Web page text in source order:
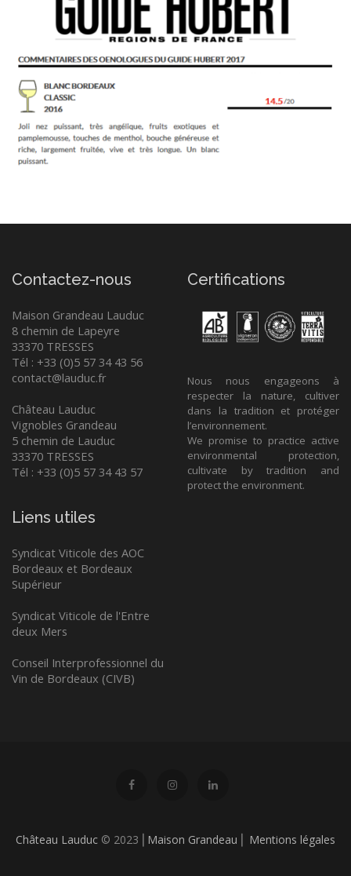
Contactez-nous
Maison Grandeau Lauduc
8 chemin de Lapeyre
33370 TRESSES
Tél : +33 (0)5 57 34 43 56
contact@lauduc.fr
Château Lauduc
Vignobles Grandeau
5 chemin de Lauduc
33370 TRESSES
Tél : +33 (0)5 57 34 43 57
Certifications
Nous nous engageons à
respecter la nature, cultiver
dans la tradition et protéger
l’environnement.
We promise to practice active
environmental protection,
cultivate by tradition and
protect the environment.
Liens utiles
Syndicat Viticole des AOC
Bordeaux et Bordeaux
Supérieur
Syndicat Viticole de l'Entre
deux Mers
Conseil Interprofessionnel du
Vin de Bordeaux (CIVB)
Château Lauduc © 2023 ⎢ Maison Grandeau Mentions légales